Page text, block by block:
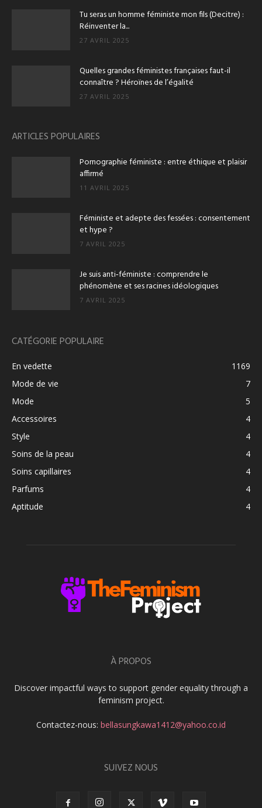
Tu seras un homme féministe mon fils (Decitre) :
Réinventer la...
27 AVRIL 2025
Quelles grandes féministes françaises faut-il
connaître ? Héroïnes de l’égalité
27 AVRIL 2025
ARTICLES POPULAIRES
Pornographie féministe : entre éthique et plaisir
affirmé
11 AVRIL 2025
Féministe et adepte des fessées : consentement
et hype ?
7 AVRIL 2025
Je suis anti‑féministe : comprendre le
phénomène et ses racines idéologiques
7 AVRIL 2025
CATÉGORIE POPULAIRE
En vedette
1169
Mode de vie
7
Mode
5
Accessoires
4
Style
4
Soins de la peau
4
Soins capillaires
4
Parfums
4
Aptitude
4
À PROPOS
Discover impactful ways to support gender equality through a
feminism project.
Contactez-nous: bellasungkawa1412@yahoo.co.id
SUIVEZ NOUS